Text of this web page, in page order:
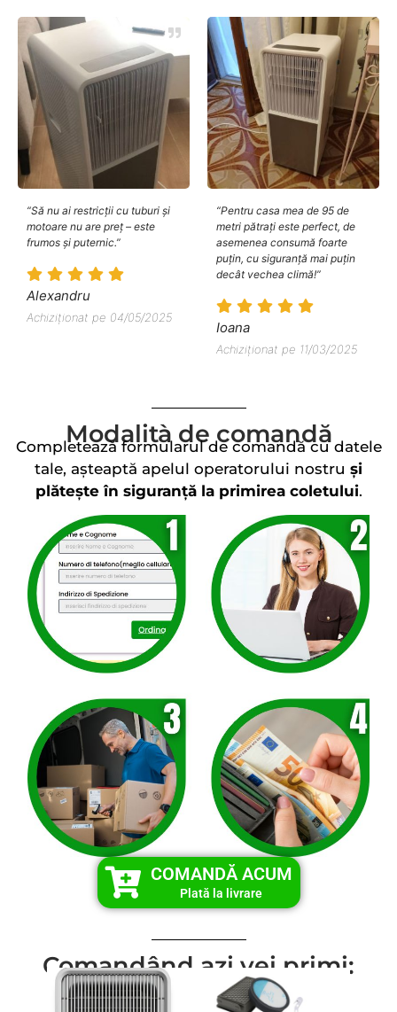
“Să nu ai restricții cu tuburi și
motoare nu are preț – este
frumos și puternic.”
Alexandru
Achiziționat pe 04/05/2025
“Pentru casa mea de 95 de
metri pătrați este perfect, de
asemenea consumă foarte
puțin, cu siguranță mai puțin
decât vechea climă!”
Ioana
Achiziționat pe 11/03/2025
Modalità de comandă
Completează formularul de comandă cu datele
tale, așteaptă apelul operatorului nostru și
plătește în siguranță la primirea coletului.
COMANDĂ ACUM
Plată la livrare
Comandând azi vei primi: